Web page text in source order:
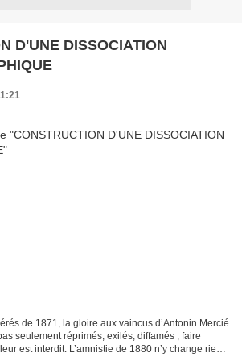
D'UNE DISSOCIATION
de 1871, la gloire aux vaincus d’Antonin Mercié
seulement réprimés, exilés, diffamés ; faire
est interdit. L’amnistie de 1880 n’y change rien.